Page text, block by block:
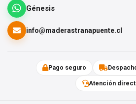
Génesis
info@maderastranapuente.cl
Pago seguro
Atención